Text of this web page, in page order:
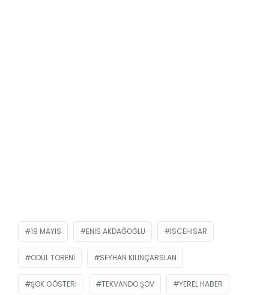
19 MAYIS ENIS AKDAĞOĞLU ISCEHISAR
ÖDÜL TÖRENI SEYHAN KILINÇARSLAN
ŞOK GÖSTERI TEKVANDO ŞOV YEREL HABER